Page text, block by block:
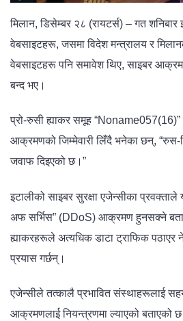
मिलान, डिसेम्बर २८ (रायटर्स) – गत
वेबसाइटहरू, जसमा विदेश मन्त्रालय र
वेबसाइटहरू पनि समावेश थिए, साइबर
बन्द भए।
प्रो-रुसी ह्याकर समूह “Noname057(16)”
आक्रमणको जिम्मेवारी लिँदै भनेका छन्, “रुस-
जवाफ दिइएको छ।”
इटालीको साइबर सुरक्षा एजेन्सीका प्रवक्ताले
अफ सर्भिस” (DDoS) आक्रमण हुनसक्ने
ह्याकरहरूले अत्यधिक डाटा ट्राफिक पठाएर
प्रयास गर्छन्।
एजेन्सीले तत्कालै प्रभावित संस्थाहरूलाई
आक्रमणलाई नियन्त्रणमा ल्याएको बताएको